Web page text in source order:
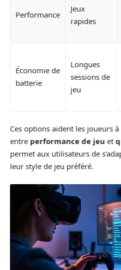
Performance
Jeux
rapides
Économie de
batterie
Longues
sessions de
jeu
Ces options aident les joueurs
entre performance de jeu et
permet aux utilisateurs de
leur style de jeu préféré.